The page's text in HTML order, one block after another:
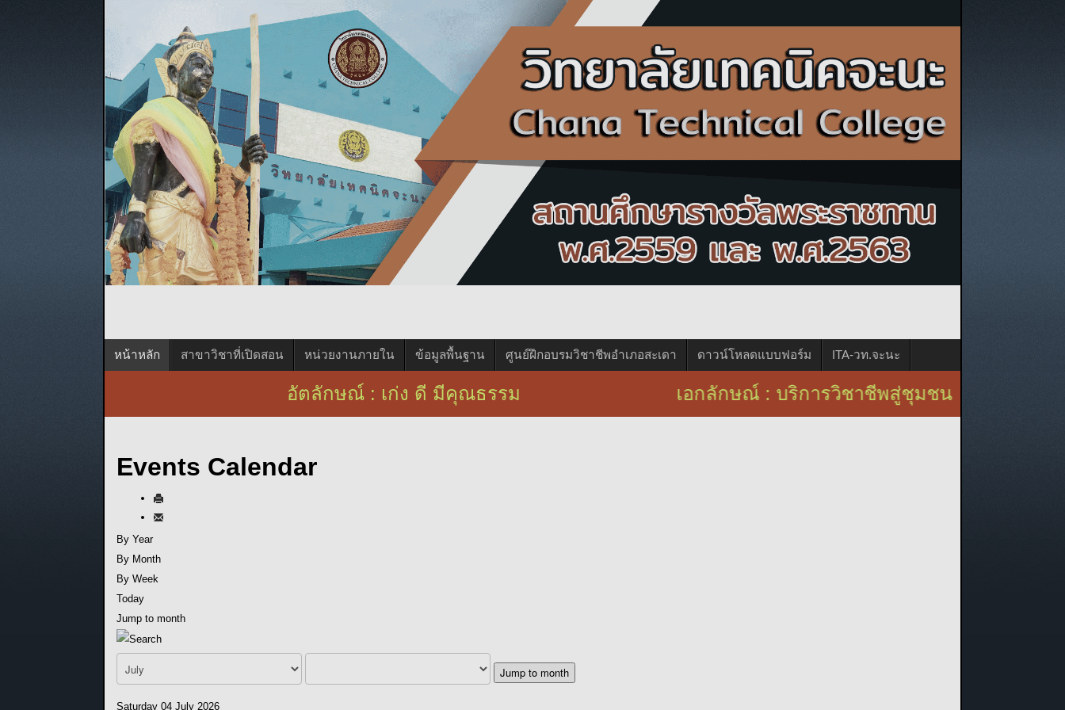
หน้าหลัก สาขาวิชาที่เปิดสอน หน่วยงานภายใน ข้อมูลพื้นฐาน ศูนย์ฝึกอบรมวิชาชีพอำเภอสะเดา ดาวน์โหลดแบบฟอร์ม ITA-วท.จะนะ
อัตลักษณ์ : เก่ง ดี มีคุณธรรม เอกลักษณ์ : บริการวิชาชีพสู่ชุมชน
Events Calendar
By Year
By Month
By Week
Today
Jump to month
Jump to month
Saturday 04 July 2026